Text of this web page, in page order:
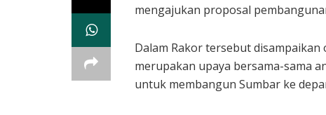
mengajukan proposal
Dalam Rakor tersebut
merupakan upaya bersama-sama
untuk membangun Sumbar ke